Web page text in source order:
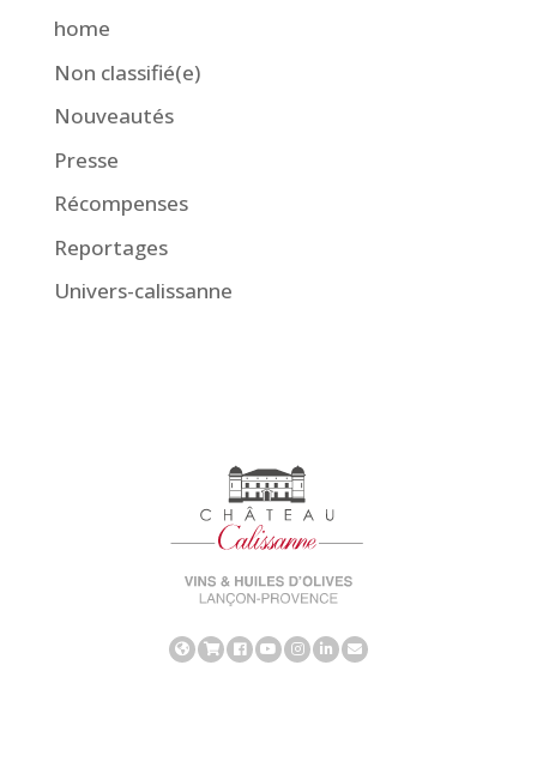
home
Non classifié(e)
Nouveautés
Presse
Récompenses
Reportages
Univers-calissanne